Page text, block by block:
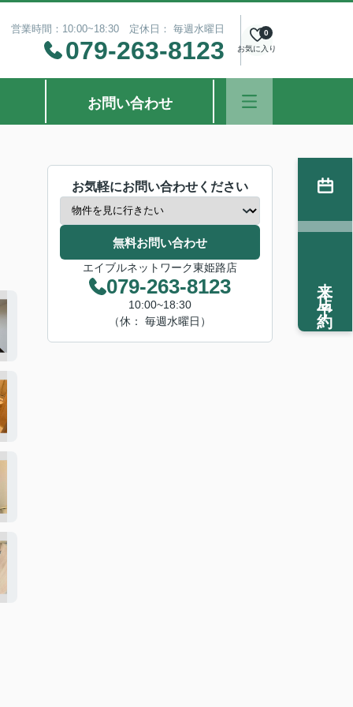
営業時間：10:00~18:30 定休日： 毎週水曜日
079-263-8123 お気に入り
0
お問い合わせ
お気軽にお問い合わせください
無料お問い合わせ
エイブルネットワーク東姫路店
079-263-8123
10:00~18:30
（休： 毎週水曜日）
来店予約